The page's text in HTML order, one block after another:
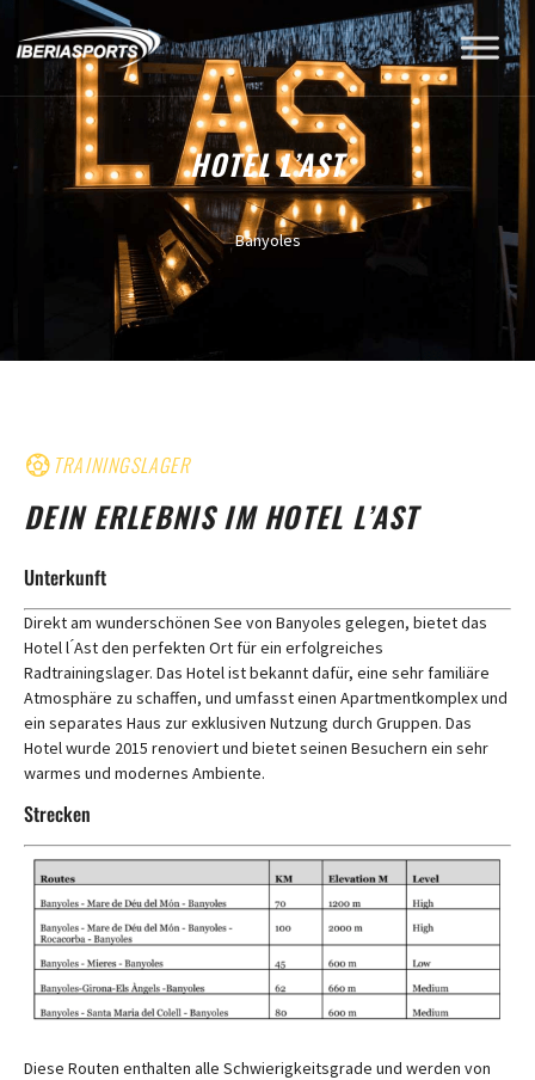
HOTEL L’AST
Banyoles
TRAININGSLAGER
DEIN ERLEBNIS IM HOTEL L’AST
Unterkunft
Direkt am wunderschönen See von Banyoles gelegen, bietet das
Hotel l ́Ast den perfekten Ort für ein erfolgreiches
Radtrainingslager. Das Hotel ist bekannt dafür, eine sehr familiäre
Atmosphäre zu schaffen, und umfasst einen Apartmentkomplex und
ein separates Haus zur exklusiven Nutzung durch Gruppen. Das
Hotel wurde 2015 renoviert und bietet seinen Besuchern ein sehr
warmes und modernes Ambiente.
Strecken
Diese Routen enthalten alle Schwierigkeitsgrade und werden von